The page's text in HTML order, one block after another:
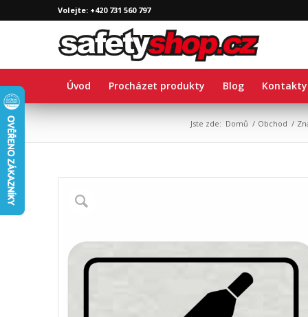
Volejte: +420 731 560 797
Úvod Procházet produkty Blog Kontakty
Jste zde: Domů / Obchod /